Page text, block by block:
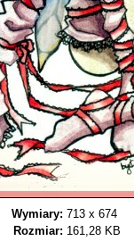
Wymiary: 713 x 674
Rozmiar: 161,28 KB